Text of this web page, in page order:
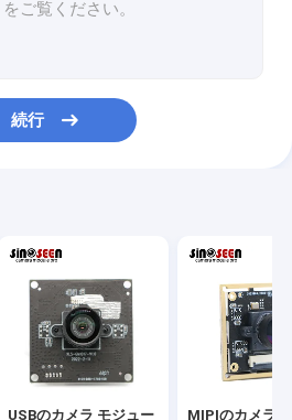
ール
続行
USBのカメラ モジュー MIPIのカメラ